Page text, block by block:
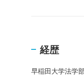
経歴
早稲田大学法学